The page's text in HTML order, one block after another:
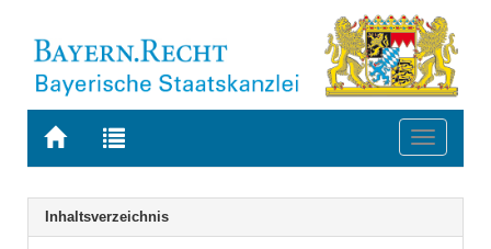
Zur
BAYERN.RECHT
Zur
letzten
Suche
Toggle
Navigation
Inhaltsverzeichnis